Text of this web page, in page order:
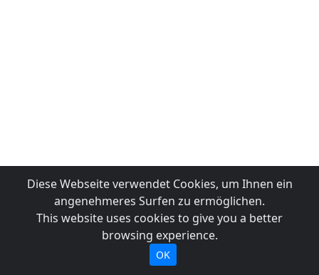
Diese Webseite verwendet Cookies, um Ihnen ein
angenehmeres Surfen zu ermöglichen.
This website uses cookies to give you a better
browsing experience.
OK